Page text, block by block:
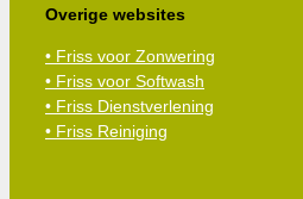
Overige websites
• Friss voor Zonwering
• Friss voor Softwash
• Friss Dienstverlening
• Friss Reiniging